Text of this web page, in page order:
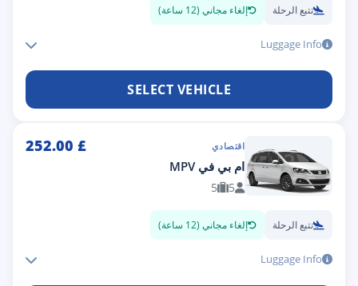
تتبع الرحلة إلغاء مجاني (12 ساعة)
Luggage Info
SELECT VEHICLE
اقتصادي £
252.00
ام بي في MPV
5
5
تتبع الرحلة إلغاء مجاني (12 ساعة)
Luggage Info